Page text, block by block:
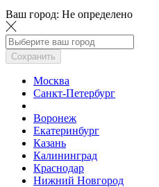
Ваш город: Не определено
Сохранить
Москва
Санкт-Петербург
Воронеж
Екатеринбург
Казань
Калининград
Краснодар
Нижний Новгород